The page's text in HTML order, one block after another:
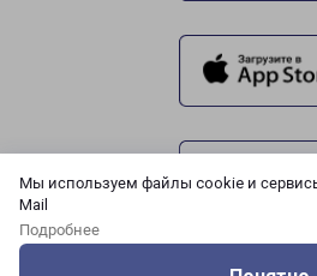
Мы используем файлы cookie и
Mail
Подробнее